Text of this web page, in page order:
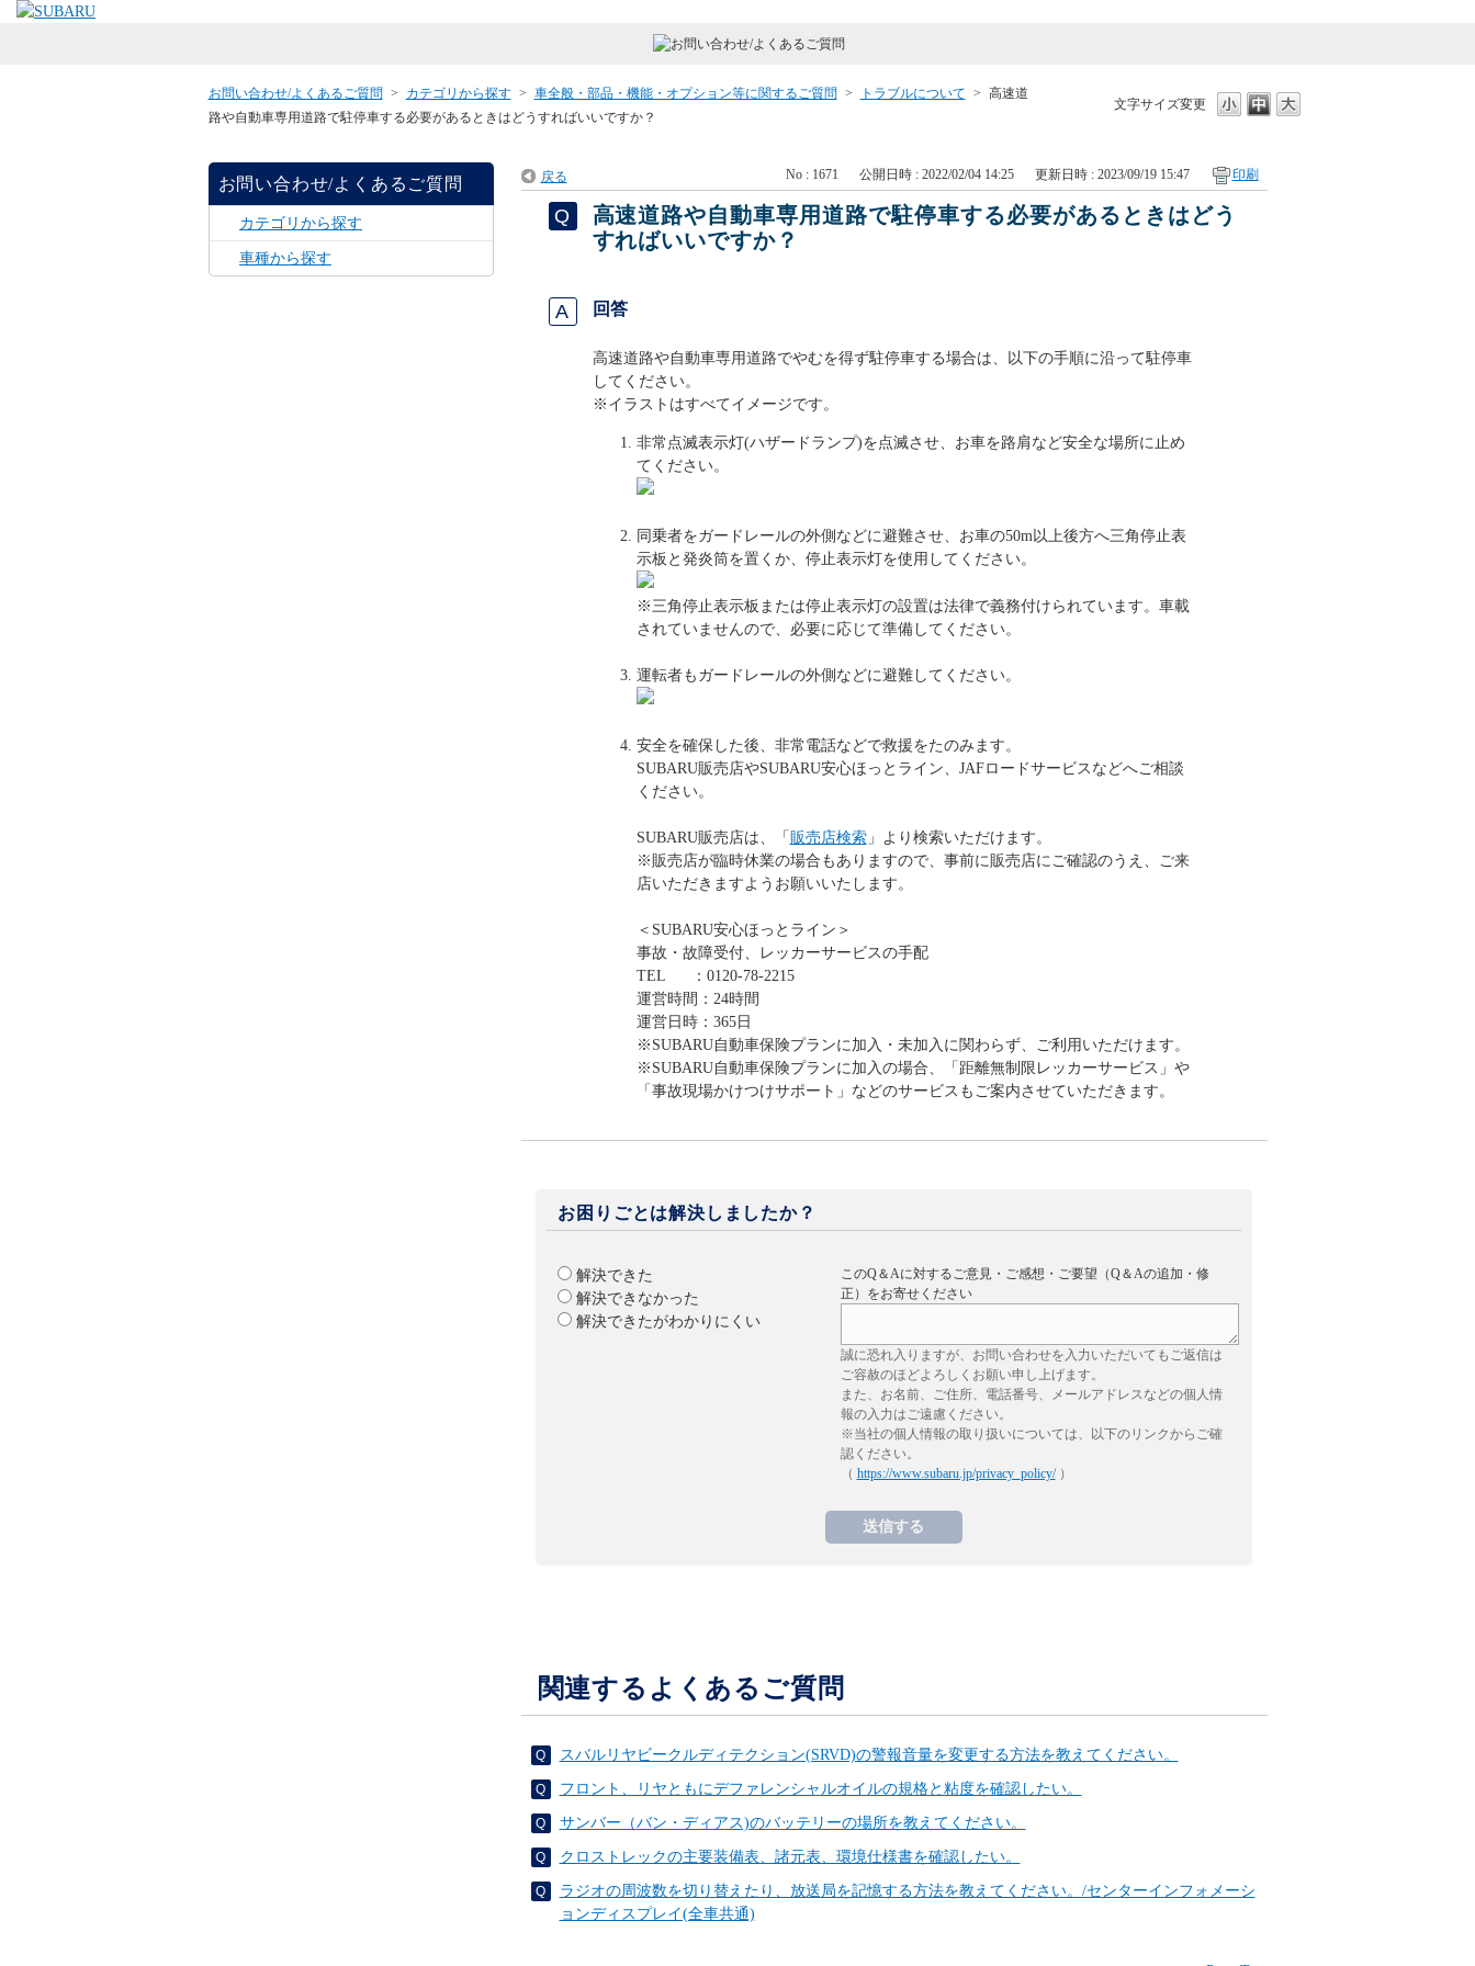
文字サイズ変更
お問い合わせ/よくあるご質問 > カテゴリから探す > 車全般・部品・機能・オプション等に関するご質問 > トラブルについて > 高速道
路や自動車専用道路で駐停車する必要があるときはどうすればいいですか？
お問い合わせ/よくあるご質問
カテゴリから探す
車種から探す
戻る No : 1671 公開日時 : 2022/02/04 14:25 更新日時 : 2023/09/19 15:47 印刷
高速道路や自動車専用道路で駐停車する必要があるときはどう
すればいいですか？
回答
高速道路や自動車専用道路でやむを得ず駐停車する場合は、以下の手順に沿って駐停車
してください。
※イラストはすべてイメージです。
非常点滅表示灯(ハザードランプ)を点滅させ、お車を路肩など安全な場所に止め
てください。
同乗者をガードレールの外側などに避難させ、お車の50m以上後方へ三角停止表
示板と発炎筒を置くか、停止表示灯を使用してください。
※三角停止表示板または停止表示灯の設置は法律で義務付けられています。車載
されていませんので、必要に応じて準備してください。
運転者もガードレールの外側などに避難してください。
安全を確保した後、非常電話などで救援をたのみます。
SUBARU販売店やSUBARU安心ほっとライン、JAFロードサービスなどへご相談
ください。
SUBARU販売店は、「 販売店検索」より検索いただけます。
※販売店が臨時休業の場合もありますので、事前に販売店にご確認のうえ、ご来
店いただきますようお願いいたします。
＜SUBARU安心ほっとライン＞
事故・故障受付、レッカーサービスの手配
TEL ：0120-78-2215
運営時間：24時間
運営日時：365日
※SUBARU自動車保険プランに加入・未加入に関わらず、ご利用いただけます。
※SUBARU自動車保険プランに加入の場合、「距離無制限レッカーサービス」や
「事故現場かけつけサポート」などのサービスもご案内させていただきます。
お困りごとは解決しましたか？
解決できた
解決できなかった
解決できたがわかりにくい
このQ＆Aに対するご意見・ご感想・ご要望（Q＆Aの追加・修
正）をお寄せください
誠に恐れ入りますが、お問い合わせを入力いただいてもご返信は
ご容赦のほどよろしくお願い申し上げます。
また、お名前、ご住所、電話番号、メールアドレスなどの個人情
報の入力はご遠慮ください。
※当社の個人情報の取り扱いについては、以下のリンクからご確
認ください。
（ https://www.subaru.jp/privacy_policy/）
関連するよくあるご質問
スバルリヤビークルディテクション(SRVD)の警報音量を変更する方法を教えてください。
フロント、リヤともにデファレンシャルオイルの規格と粘度を確認したい。
サンバー（バン・ディアス)のバッテリーの場所を教えてください。
クロストレックの主要装備表、諸元表、環境仕様書を確認したい。
ラジオの周波数を切り替えたり、放送局を記憶する方法を教えてください。/センターインフォメーシ
ョンディスプレイ(全車共通)